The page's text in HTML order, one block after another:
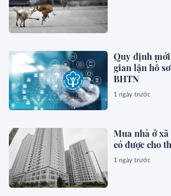
Quy định
gian lận hồ
BHTN
1 ngày trước
Mua nhà ở
có được cho
1 ngày trước